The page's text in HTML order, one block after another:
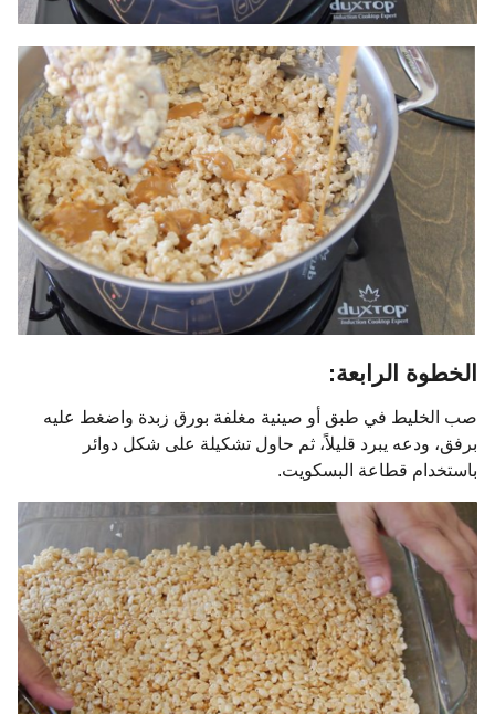
الخطوة الرابعة:
صب الخليط في طبق أو صينية مغلفة بورق زبدة واضغط عليه
برفق، ودعه يبرد قليلاً، ثم حاول تشكيلة على شكل دوائر
باستخدام قطاعة البسكويت.